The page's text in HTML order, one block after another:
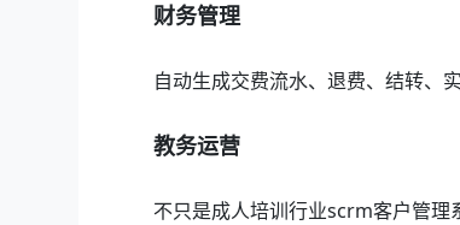
财务管理
自动生成交费流水、退费、结转、
教务运营
不只是成人培训行业scrm客户管理